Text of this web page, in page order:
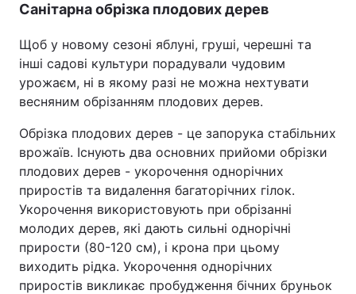
Санітарна обрізка плодових дерев
Щоб у новому сезоні яблуні, груші, черешні та
інші садові культури порадували чудовим
урожаєм, ні в якому разі не можна нехтувати
весняним обрізанням плодових дерев.
Обрізка плодових дерев - це запорука стабільних
врожаїв. Існують два основних прийоми обрізки
плодових дерев - укорочення однорічних
приростів та видалення багаторічних гілок.
Укорочення використовують при обрізанні
молодих дерев, які дають сильні однорічні
прирости (80-120 см), і крона при цьому
виходить рідка. Укорочення однорічних
приростів викликає пробудження бічних бруньок